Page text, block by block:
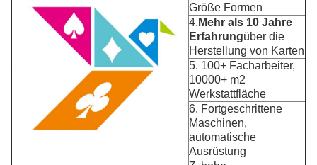
Größe Formen
4. Mehr als 10 Jahre
Erfahrungüber die
Herstellung von Karten
5. 100+ Facharbeiter,
10000+ m2
Werkstattfläche
6. Fortgeschrittene
Maschinen,
automatische
Ausrüstung